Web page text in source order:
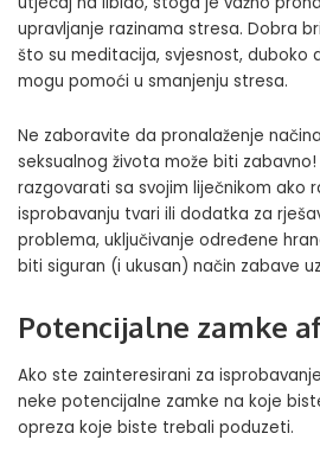
upravljanje razinama stresa. Dobra
što su meditacija, svjesnost, duboko
mogu pomoći u smanjenju stresa.
Ne zaboravite da pronalaženje
seksualnog života može biti
razgovarati sa svojim liječnikom ako
isprobavanju tvari ili dodatka za
problema, uključivanje određene
biti siguran (i ukusan) način zabave
Potencijalne zamke
Ako ste zainteresirani za
neke potencijalne zamke na koje
opreza koje biste trebali poduzeti.